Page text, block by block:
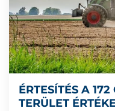
ÉRTESÍTÉS A
TERÜLET